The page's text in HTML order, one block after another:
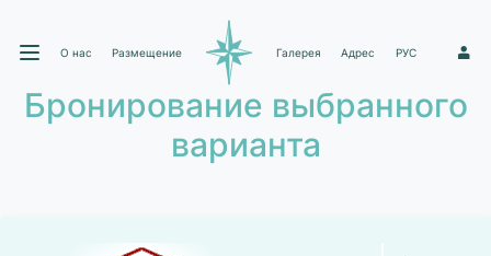
О нас Размещение Галерея Адрес РУС 1
Бронирование выбранного
варианта